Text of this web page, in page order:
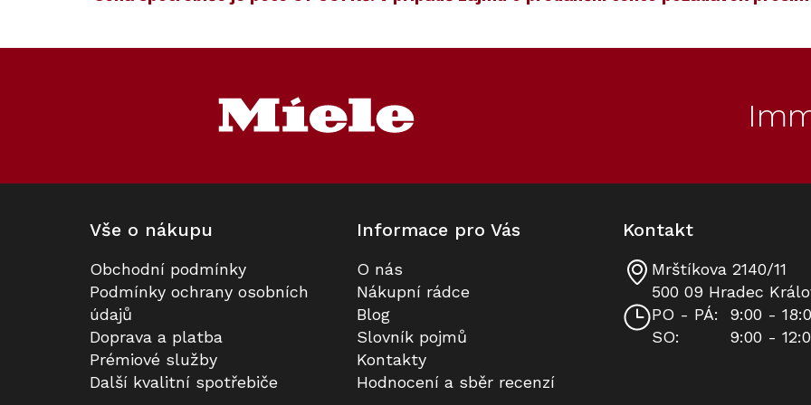
Indukční deska MIELE KM 8685
FL (bez rámečku)
Skladem v Miele
72 990 Kč
Indukční deska MIELE KM 8685
FL MattFinish (bez rámečku)
Skladem v Miele
77 990 Kč
Hrnec na vaření Miele KMKT 8420
- M Sense (průměr 20 cm, objem
4 l)
Na dotaz
7 990 Kč
Nádobí Miele KMTS 8602 -
Startovací sada M Sense (2dílná)
Do 14 dní
15 490 Kč
Vše o nákupu
Obchodní podmínky
Podmínky ochrany osobních
údajů
Doprava a platba
Prémiové služby
Další kvalitní spotřebiče
Informace pro Vás
O nás
Nákupní rádce
Blog
Slovník pojmů
Kontakty
Hodnocení a sběr recenzí
Kontakt
Mrštíkova 2140/11
500 09 Hradec
PO - PÁ:
9:00 -
SO:
9:00 -